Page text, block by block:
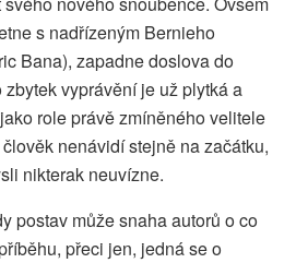
s nadřízeným Bernieho
Bana), zapadne doslova do
vyprávění je už plytká a
role právě zmíněného velitele
nenávidí stejně na začátku,
nikterak neuvízne.
postav může snaha autorů o co
přeci jen, jedná se o